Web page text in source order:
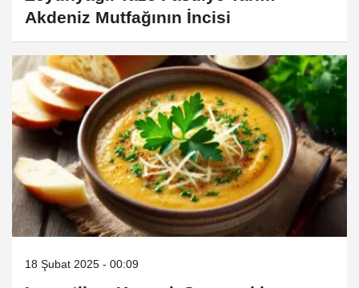
Akdeniz Mutfağının İncisi
18 Şubat 2025 - 00:09